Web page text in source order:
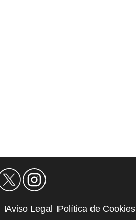
Aviso Legal Política de Cookies